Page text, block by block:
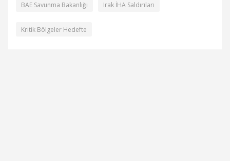
BAE Savunma Bakanlığı Irak İHA Saldırıları
Kritik Bölgeler Hedefte